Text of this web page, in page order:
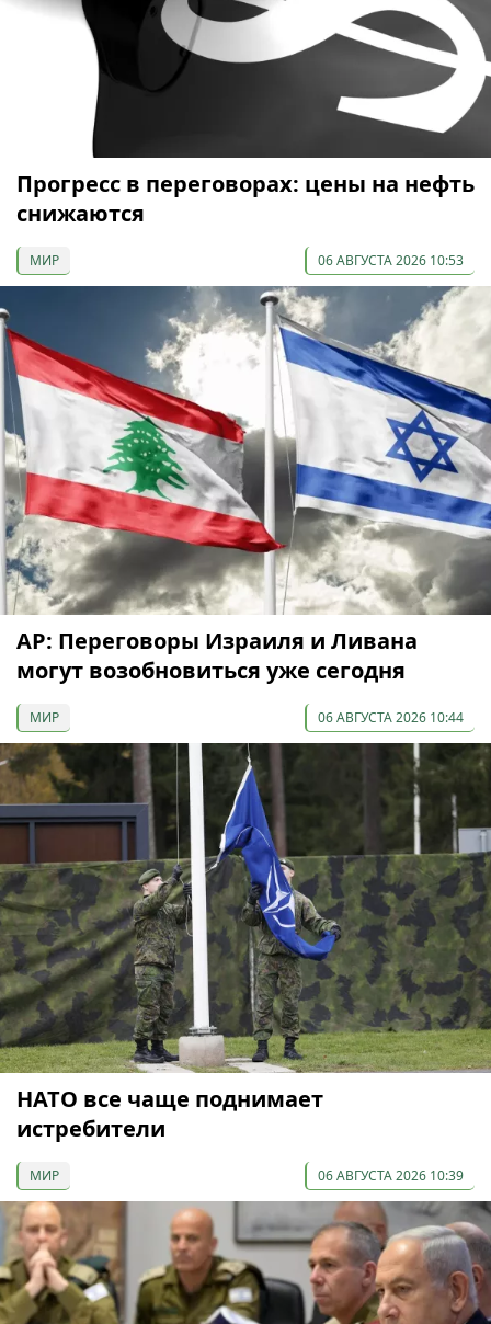
Прогресс в переговорах: цены на нефть
снижаются
МИР 06 АВГУСТА 2026 10:53
AP: Переговоры Израиля и Ливана
могут возобновиться уже сегодня
МИР 06 АВГУСТА 2026 10:44
НАТО все чаще поднимает
истребители
МИР 06 АВГУСТА 2026 10:39